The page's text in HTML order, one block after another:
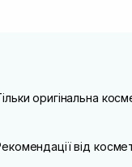
оригінальна
від